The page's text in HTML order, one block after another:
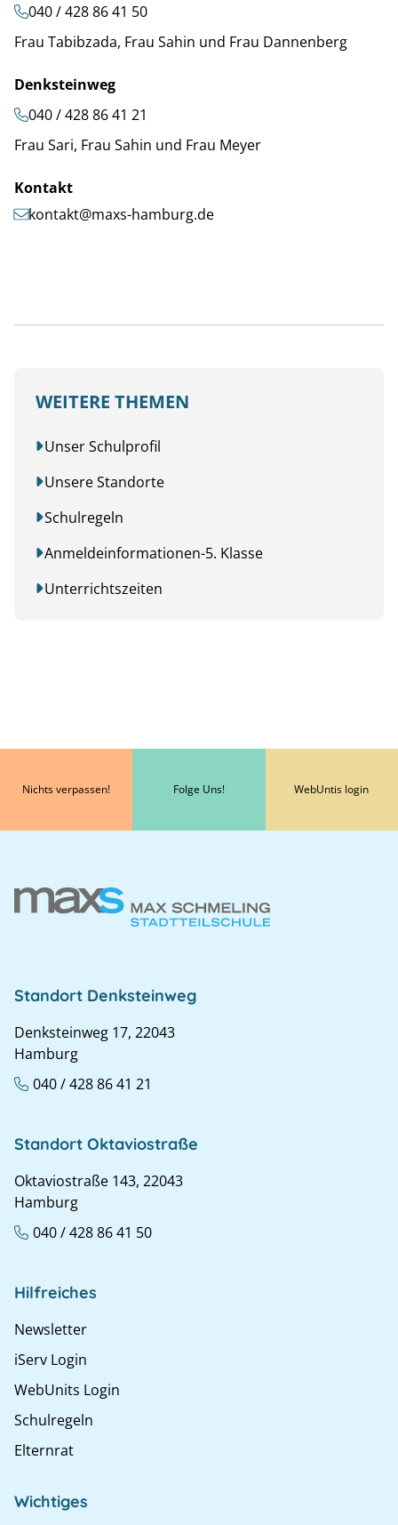
040 / 428 86 41 50
Frau Tabibzada, Frau Sahin und Frau Dannenberg
Denksteinweg
040 / 428 86 41 21
Frau Sari, Frau Sahin und Frau Meyer
Kontakt
kontakt@maxs-hamburg.de
WEITERE THEMEN
Unser Schulprofil
Unsere Standorte
Schulregeln
Anmeldeinformationen-5. Klasse
Unterrichtszeiten
Nichts verpassen! Folge Uns! WebUntis login
Standort Denksteinweg
Denksteinweg 17, 22043
Hamburg
040 / 428 86 41 21
Standort Oktaviostraße
Oktaviostraße 143, 22043
Hamburg
040 / 428 86 41 50
Hilfreiches
Newsletter
iServ Login
WebUnits Login
Schulregeln
Elternrat
Wichtiges